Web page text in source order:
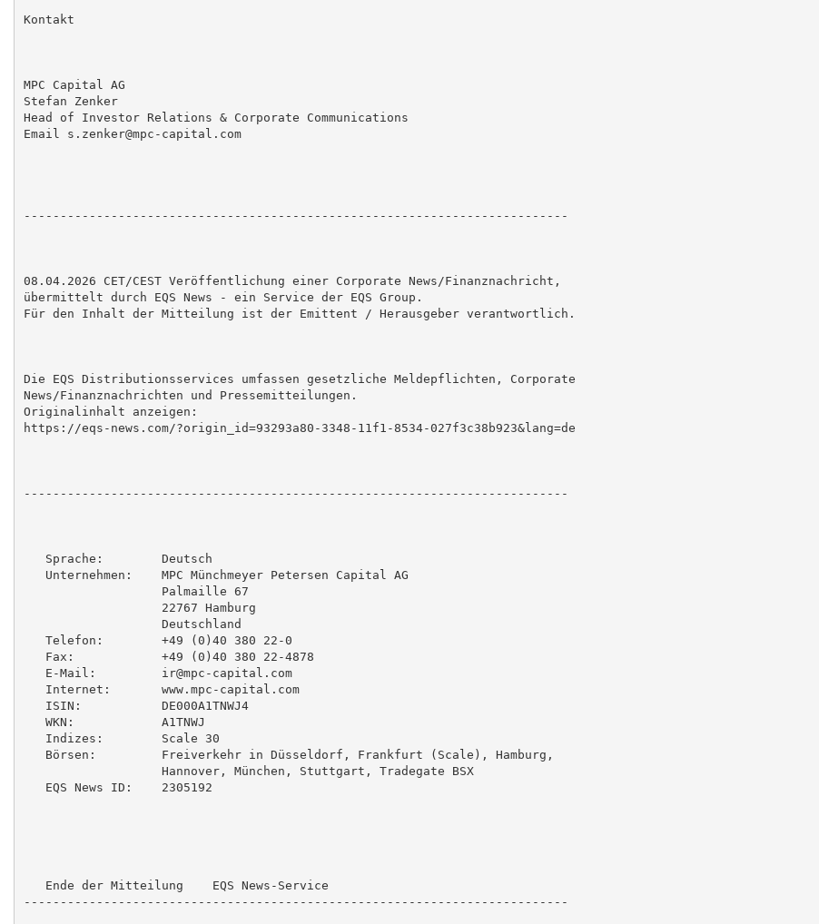
Kontakt
MPC Capital AG
Stefan Zenker
Head of Investor Relations & Corporate Communications
Email s.zenker@mpc-capital.com
---------------------------------------------------------------------------
08.04.2026 CET/CEST Veröffentlichung einer Corporate News/Finanznachricht,
übermittelt durch EQS News - ein Service der EQS Group.
Für den Inhalt der Mitteilung ist der Emittent / Herausgeber verantwortlich.
Die EQS Distributionsservices umfassen gesetzliche Meldepflichten, Corporate
News/Finanznachrichten und Pressemitteilungen.
Originalinhalt anzeigen:
https://eqs-news.com/?origin_id=93293a80-3348-11f1-8534-027f3c38b923&lang=de
---------------------------------------------------------------------------
   Sprache:        Deutsch
   Unternehmen:    MPC Münchmeyer Petersen Capital AG
                   Palmaille 67
                   22767 Hamburg
                   Deutschland
   Telefon:        +49 (0)40 380 22-0
   Fax:            +49 (0)40 380 22-4878
   E-Mail:         ir@mpc-capital.com
   Internet:       www.mpc-capital.com
   ISIN:           DE000A1TNWJ4
   WKN:            A1TNWJ
   Indizes:        Scale 30
   Börsen:         Freiverkehr in Düsseldorf, Frankfurt (Scale), Hamburg,
                   Hannover, München, Stuttgart, Tradegate BSX
   EQS News ID:    2305192
   Ende der Mitteilung    EQS News-Service
---------------------------------------------------------------------------